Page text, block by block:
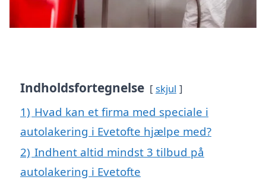
Indholdsfortegnelse skjul
1) Hvad kan et firma med speciale i
autolakering i Evetofte hjælpe med?
2) Indhent altid mindst 3 tilbud på
autolakering i Evetofte